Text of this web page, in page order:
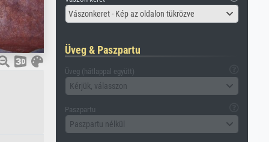
Vászonkeret - Kép az oldalon tükrözve
Üveg & Paszpartu
Üveg (hátlappal együtt)
Kérjük, válasszon
Paszpartu
Paszpartu nélkül